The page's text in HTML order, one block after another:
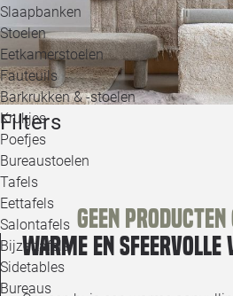
Slaapbanken
Stoelen
Eetkamerstoelen
Fauteuils
Barkrukken & -stoelen
Krukjes
Poefjes
Bureaustoelen
Tafels
Eettafels
Salontafels
Bijzettafels
Sidetables
Bureaus
Filters
Geen producten
Warme en sfeervolle